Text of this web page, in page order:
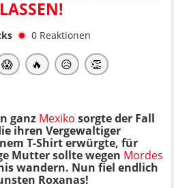
0 Reaktionen
😱 🔥 😥 👏
ganz Mexiko sorgte der Fall
ihren Vergewaltiger
T-Shirt erwürgte, für
Mutter sollte wegen Mordes
wandern. Nun fiel endlich
Roxanas!